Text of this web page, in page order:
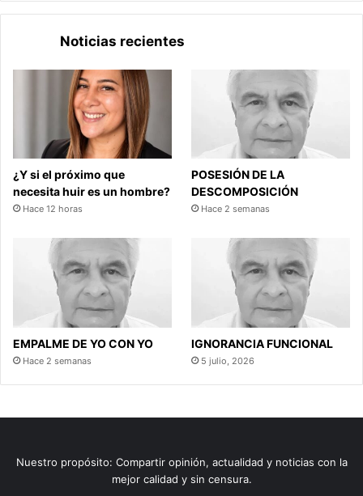
Noticias recientes
¿Y si el próximo que
necesita huir es un hombre?
Hace 12 horas
POSESIÓN DE LA
DESCOMPOSICIÓN
Hace 2 semanas
EMPALME DE YO CON YO
Hace 2 semanas
IGNORANCIA FUNCIONAL
5 julio, 2026
Nuestro propósito: Compartir opinión, actualidad y noticias con la
mejor calidad y sin censura.